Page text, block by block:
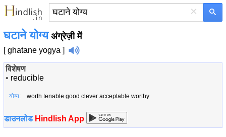
×
घटाने योग्यअंग्रेज़ी में
[ ghatane yogya ]
विशेषण
• reducible
योग्य: worth tenable good clever acceptable worthy
डाउनलोड Hindlish App